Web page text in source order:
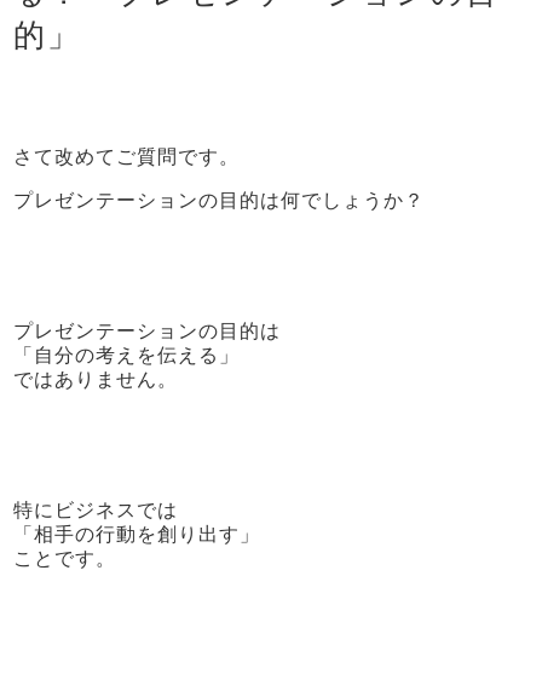
的」
さて改めてご質問です。
プレゼンテーションの目的は何でしょうか？
プレゼンテーションの目的は
「自分の考えを伝える」
ではありません。
特にビジネスでは
「相手の行動を創り出す」
ことです。